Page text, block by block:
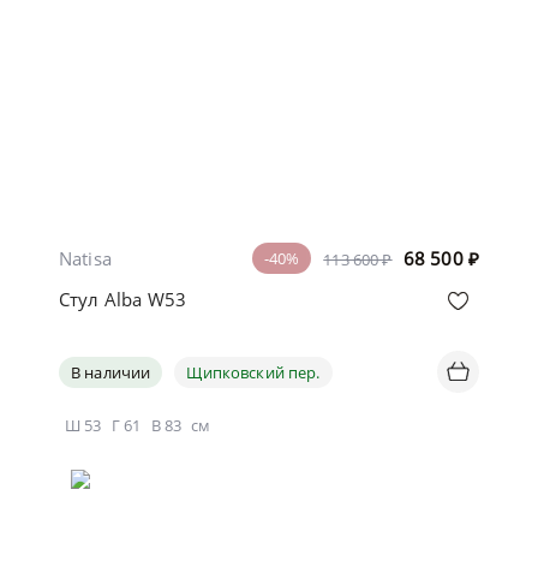
113 600 ₽ 68 500 ₽
-40%
Natisa
Стул Alba W53
В наличии Щипковский пер.
Ш 53 Г61 В83 см